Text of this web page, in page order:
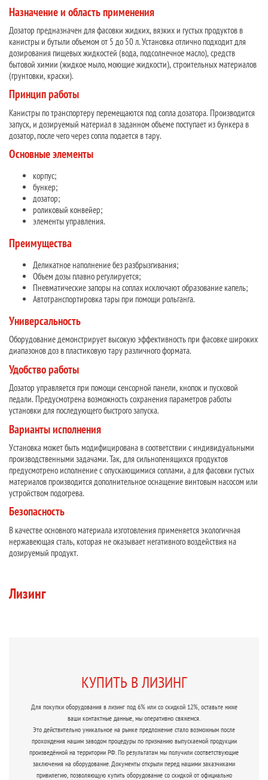
Назначение и область применения
Дозатор предназначен для фасовки жидких, вязких и густых продуктов в
канистры и бутыли объемом от 5 до 50 л. Установка отлично подходит для
дозирования пищевых жидкостей (вода, подсолнечное масло), средств
бытовой химии (жидкое мыло, моющие жидкости), строительных материалов
(грунтовки, краски).
Принцип работы
Канистры по транспортеру перемещаются под сопла дозатора. Производится
запуск, и дозируемый материал в заданном объеме поступает из бункера в
дозатор, после чего через сопла подается в тару.
Основные элементы
корпус;
бункер;
дозатор;
роликовый конвейер;
элементы управления.
Преимущества
Деликатное наполнение без разбрызгивания;
Объем дозы плавно регулируется;
Пневматические запоры на соплах исключают образование капель;
Автотранспортировка тары при помощи рольганга.
Универсальность
Оборудование демонстрирует высокую эффективность при фасовке широких
диапазонов доз в пластиковую тару различного формата.
Удобство работы
Дозатор управляется при помощи сенсорной панели, кнопок и пусковой
педали. Предусмотрена возможность сохранения параметров работы
установки для последующего быстрого запуска.
Варианты исполнения
Установка может быть модифицирована в соответствии с индивидуальными
производственными задачами. Так, для сильнопенящихся продуктов
предусмотрено исполнение с опускающимися соплами, а для фасовки густых
материалов производится дополнительное оснащение винтовым насосом или
устройством подогрева.
Безопасность
В качестве основного материала изготовления применяется экологичная
нержавеющая сталь, которая не оказывает негативного воздействия на
дозируемый продукт.
Лизинг
КУПИТЬ В ЛИЗИНГ
Для покупки оборудования в лизинг под 6% или со скидкой 12%, оставьте ниже
ваши контактные данные, мы оперативно свяжемся.
Это действительно уникальное на рынке предложение стало возможным после
прохождения нашим заводом процедуры по признанию выпускаемой продукции
произведённой на территории РФ. По результатам мы получили соответствующие
заключения на оборудование. Документы открыли перед нашими заказчиками
привилегию, позволяющую купить оборудование со скидкой от официально